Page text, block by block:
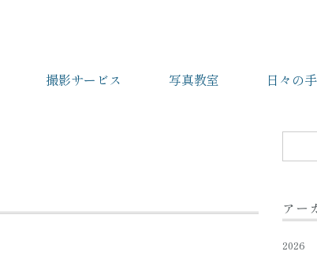
撮影サービス 写真教室 日々の
索
アー
2026